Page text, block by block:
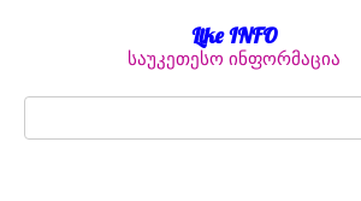
Like INFO
საუკეთესო ინფორმაცია